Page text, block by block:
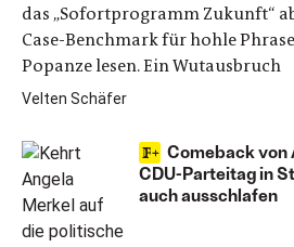
das „Sofortprogramm Zukunft“
Case-Benchmark für hohle
Popanze lesen. Ein Wutausbruch
Velten Schäfer
Comeback von
CDU-Parteitag in
auch ausschlafen